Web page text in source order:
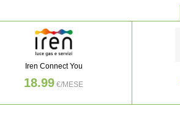
Iren Connect You
18.99 €/MESE